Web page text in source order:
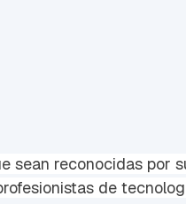
sean reconocidas por
de